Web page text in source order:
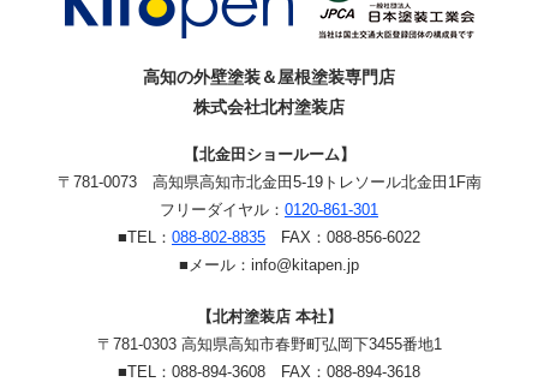
高知の外壁塗装＆屋根塗装専門店
株式会社北村塗装店
【北金田ショールーム】
〒781-0073 高知県高知市北金田5-19トレソール北金田1F南
フリーダイヤル： 0120-861-301
■TEL： 088-802-8835 FAX：088-856-6022
■メール：info@kitapen.jp
【北村塗装店 本社】
〒781-0303 高知県高知市春野町弘岡下3455番地1
■TEL：088-894-3608 FAX：088-894-3618